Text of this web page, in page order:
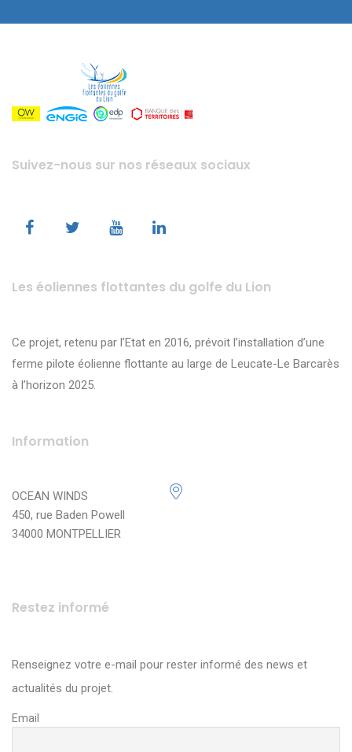
Suivez-nous sur nos réseaux sociaux
Les éoliennes flottantes du golfe du Lion
Ce projet, retenu par l’Etat en 2016, prévoit l’installation d’une
ferme pilote éolienne flottante au large de Leucate-Le Barcarès
à l’horizon 2025.
Information
OCEAN WINDS
450, rue Baden Powell
34000 MONTPELLIER
Restez informé
Renseignez votre e-mail pour rester informé des news et
actualités du projet.
Email